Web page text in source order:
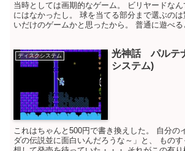
当時としては画期的なゲーム。 ビリヤードなん
にはなかったし。 球を当てる部分まで選ぶの
いだけのゲームかと思ったから。 普通に遊べ
ディスクシステム
光神話 パルテ
システム)
これはちゃんと500円で書き換えした。 自分の
ダの伝説並に面白いんだろうな～」と、 もの